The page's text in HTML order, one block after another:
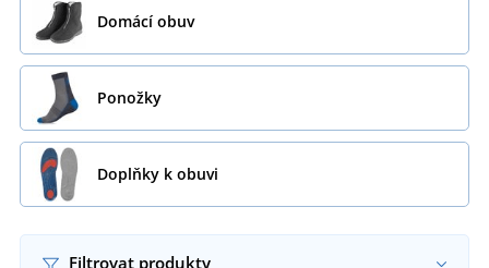
Domácí obuv
Ponožky
Doplňky k obuvi
Filtrovat produkty